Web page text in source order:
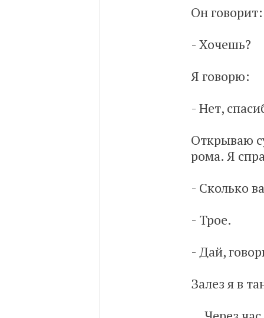
Он говорит:
- Хочешь?
Я говорю:
- Нет,
Открываю
рома. Я
- Сколько
- Трое.
- Дай,
Залез я в